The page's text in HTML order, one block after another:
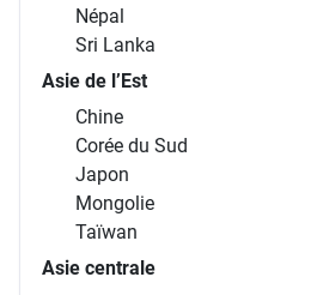
Népal
Sri Lanka
Asie de l’Est
Chine
Corée du Sud
Japon
Mongolie
Taïwan
Asie centrale